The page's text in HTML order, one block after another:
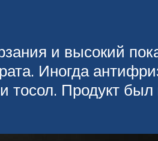
и высокий
Иногда
тосол. Продукт